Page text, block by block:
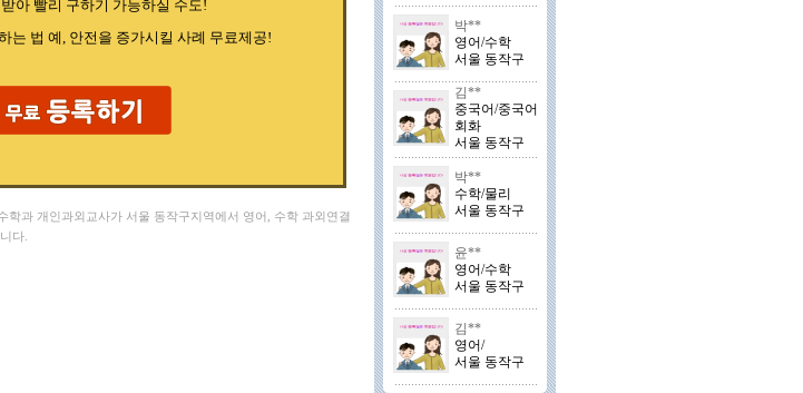
아 빨리 구하기 가능하실 수도!
는 법 예, 안전을 증가시킬 사례 무료제공!
과 개인과외교사가 서울 동작구지역에서 영어, 수학 과외연결
다.
박**
영어/수학
서울 동작구
김**
중국어/중국어
회화
서울 동작구
박**
수학/물리
서울 동작구
윤**
영어/수학
서울 동작구
김**
영어/
서울 동작구